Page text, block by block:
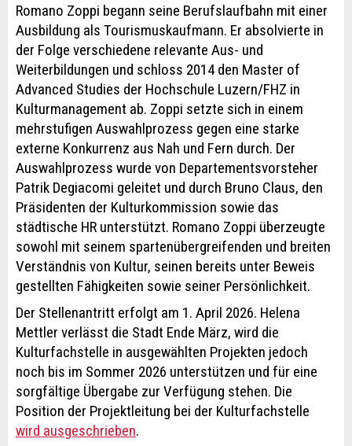
Romano Zoppi begann seine Berufslaufbahn mit einer
Ausbildung als Tourismuskaufmann. Er absolvierte in
der Folge verschiedene relevante Aus- und
Weiterbildungen und schloss 2014 den Master of
Advanced Studies der Hochschule Luzern/FHZ in
Kulturmanagement ab. Zoppi setzte sich in einem
mehrstufigen Auswahlprozess gegen eine starke
externe Konkurrenz aus Nah und Fern durch. Der
Auswahlprozess wurde von Departementsvorsteher
Patrik Degiacomi geleitet und durch Bruno Claus, den
Präsidenten der Kulturkommission sowie das
städtische HR unterstützt. Romano Zoppi überzeugte
sowohl mit seinem spartenübergreifenden und breiten
Verständnis von Kultur, seinen bereits unter Beweis
gestellten Fähigkeiten sowie seiner Persönlichkeit.
Der Stellenantritt erfolgt am 1. April 2026. Helena
Mettler verlässt die Stadt Ende März, wird die
Kulturfachstelle in ausgewählten Projekten jedoch
noch bis im Sommer 2026 unterstützen und für eine
sorgfältige Übergabe zur Verfügung stehen. Die
Position der Projektleitung bei der Kulturfachstelle
wird ausgeschrieben.